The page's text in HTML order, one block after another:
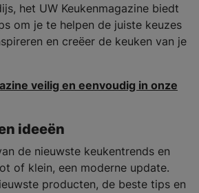
het UW Keukenmagazine biedt
om je te helpen de juiste keuzes
en creëer de keuken van je
veilig en eenvoudig in onze
ideeën
de nieuwste keukentrends en
of klein, een moderne update.
producten, de beste tips en